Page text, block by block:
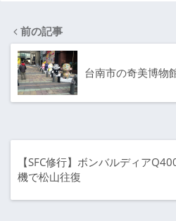
前の記事
台南市の奇美博物
【SFC修行】ボンバルディア
機で松山往復